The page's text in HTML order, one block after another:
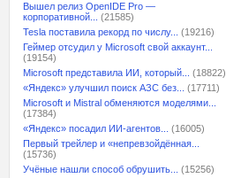
Вышел релиз OpenIDE Pro —
корпоративной...
(21585)
Tesla поставила рекорд по числу...
(19216)
Геймер отсудил у Microsoft свой аккаунт...
(19154)
Microsoft представила ИИ, который...
(18822)
«Яндекс» улучшил поиск АЗС без...
(17711)
Microsoft и Mistral обменяются моделями...
(17384)
«Яндекс» посадил ИИ-агентов...
(16005)
Первый трейлер и «непревзойдённая...
(15736)
Учёные нашли способ обрушить...
(15256)